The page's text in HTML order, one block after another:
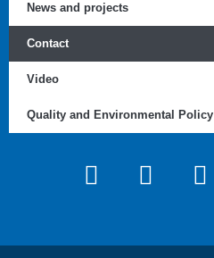
News and projects
Contact
Video
Quality and Environmental Policy